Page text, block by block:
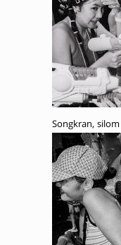
Songkran, silom